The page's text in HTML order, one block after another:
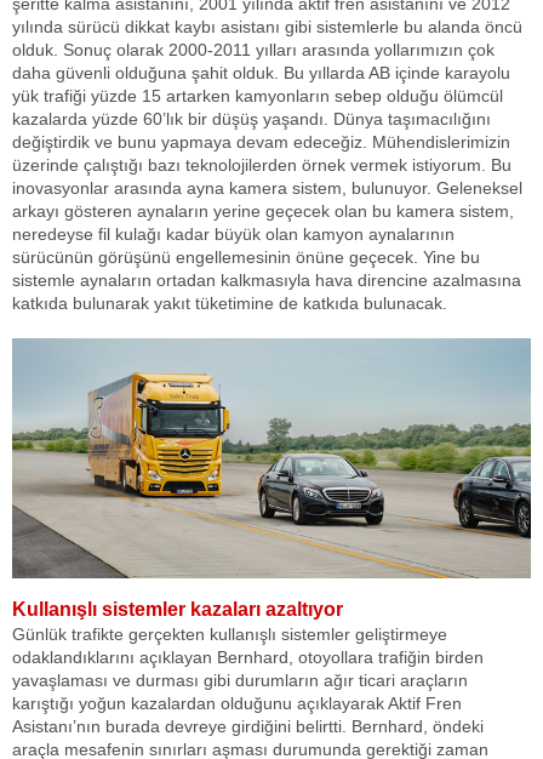
yılında sürücü dikkat kaybı asistanı gibi sistemlerle bu alanda öncü
olduk. Sonuç olarak 2000-2011 yılları arasında yollarımızın çok
daha güvenli olduğuna şahit olduk. Bu yıllarda AB içinde karayolu
yük trafiği yüzde 15 artarken kamyonların sebep olduğu ölümcül
kazalarda yüzde 60’lık bir düşüş yaşandı. Dünya taşımacılığını
değiştirdik ve bunu yapmaya devam edeceğiz. Mühendislerimizin
üzerinde çalıştığı bazı teknolojilerden örnek vermek istiyorum. Bu
inovasyonlar arasında ayna kamera sistem, bulunuyor. Geleneksel
arkayı gösteren aynaların yerine geçecek olan bu kamera sistem,
neredeyse fil kulağı kadar büyük olan kamyon aynalarının
sürücünün görüşünü engellemesinin önüne geçecek. Yine bu
sistemle aynaların ortadan kalkmasıyla hava direncine azalmasına
katkıda bulunarak yakıt tüketimine de katkıda bulunacak.
Kullanışlı sistemler kazaları azaltıyor
Günlük trafikte gerçekten kullanışlı sistemler geliştirmeye
odaklandıklarını açıklayan Bernhard, otoyollara trafiğin birden
yavaşlaması ve durması gibi durumların ağır ticari araçların
karıştığı yoğun kazalardan olduğunu açıklayarak Aktif Fren
Asistanı’nın burada devreye girdiğini belirtti. Bernhard, öndeki
araçla mesafenin sınırları aşması durumunda gerektiği zaman